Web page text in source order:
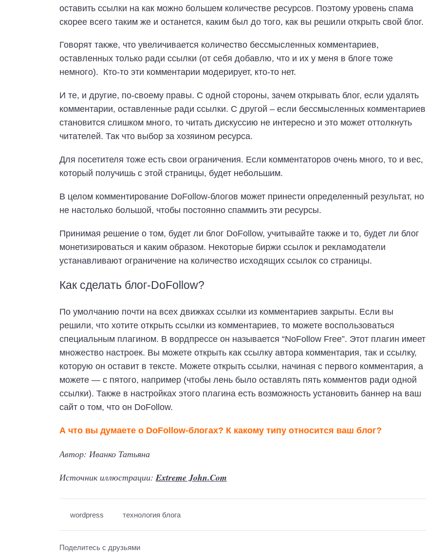
оставить ссылки на как можно большем количестве ресурсов. Поэтому уровень спама
скорее всего таким же и останется, каким был до того, как вы решили открыть свой блог.
Говорят также, что увеличивается количество бессмысленных комментариев,
оставленных только ради ссылки (от себя добавлю, что и их у меня в блоге тоже
немного). Кто-то эти комментарии модерирует, кто-то нет.
И те, и другие, по-своему правы. С одной стороны, зачем открывать блог, если удалять
комментарии, оставленные ради ссылки. С другой – если бессмысленных комментариев
становится слишком много, то читать дискуссию не интересно и это может оттолкнуть
читателей. Так что выбор за хозяином ресурса.
Для посетителя тоже есть свои ограничения. Если комментаторов очень много, то и вес,
который получишь с этой страницы, будет небольшим.
В целом комментирование DoFollow-блогов может принести определенный результат, но
не настолько большой, чтобы постоянно спаммить эти ресурсы.
Принимая решение о том, будет ли блог DoFollow, учитывайте также и то, будет ли блог
монетизироваться и каким образом. Некоторые биржи ссылок и рекламодатели
устанавливают ограничение на количество исходящих ссылок со страницы.
Как сделать блог-DoFollow?
По умолчанию почти на всех движках ссылки из комментариев закрыты. Если вы
решили, что хотите открыть ссылки из комментариев, то можете воспользоваться
специальным плагином. В вордпрессе он называется “NoFollow Free”. Этот плагин имеет
множество настроек. Вы можете открыть как ссылку автора комментария, так и ссылку,
которую он оставит в тексте. Можете открыть ссылки, начиная с первого комментария, а
можете — с пятого, например (чтобы лень было оставлять пять комментов ради одной
ссылки). Также в настройках этого плагина есть возможность установить баннер на ваш
сайт о том, что он DoFollow.
А что вы думаете о DoFollow-блогах? К какому типу относится ваш блог?
Автор: Иванко Татьяна
Источник иллюстрации:Extreme John.Com
wordpress технология блога
Поделитесь с друзьями